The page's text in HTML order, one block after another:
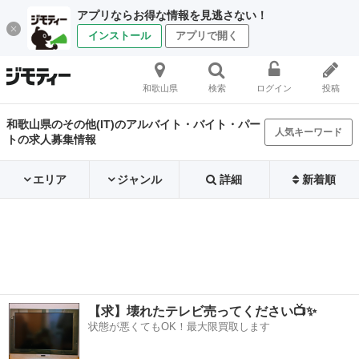
アプリならお得な情報を見逃さない！
インストール アプリで開く
和歌山県 検索 ログイン 投稿
和歌山県のその他(IT)のアルバイト・バイト・パー
トの求人募集情報
人気キーワード
エリア ジャンル 詳細 新着順
【求】壊れたテレビ売ってください📺✨
状態が悪くてもOK！最大限買取します